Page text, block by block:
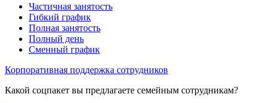
Частичная занятость
Гибкий график
Полная занятость
Полный день
Сменный график
Корпоративная поддержка сотрудников
Какой соцпакет вы предлагаете семейным сотрудникам?